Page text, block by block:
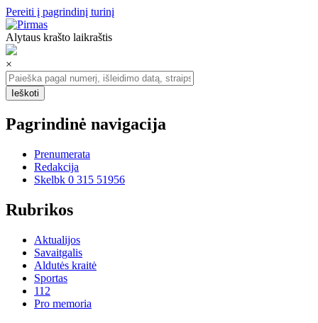
Pereiti į pagrindinį turinį
Alytaus krašto laikraštis
×
Pagrindinė navigacija
Prenumerata
Redakcija
Skelbk 0 315 51956
Rubrikos
Aktualijos
Savaitgalis
Aldutės kraitė
Sportas
112
Pro memoria